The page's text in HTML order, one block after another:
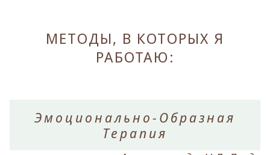
МЕТОДЫ, В КОТОРЫХ Я
РАБОТАЮ:
Эмоционально-Образная
Терапия